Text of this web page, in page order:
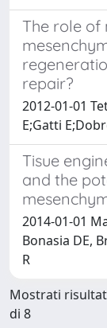
The role of
repair?
2012-01-01
E;Gatti
Tisue
and the
2014-01-01
Bonasia DE,
R
Mostrati
di 8